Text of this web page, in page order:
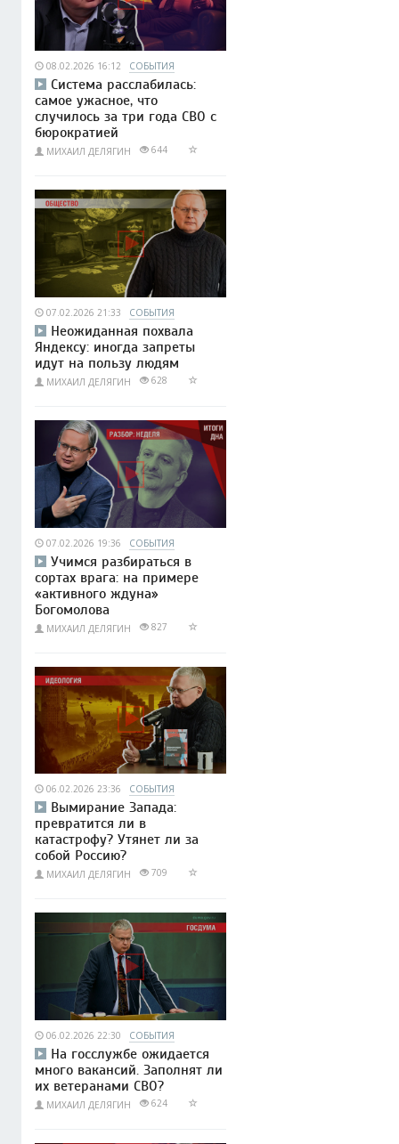
08.02.2026 16:12 СОБЫТИЯ
Система расслабилась:
самое ужасное, что
случилось за три года СВО с
бюрократией
МИХАИЛ ДЕЛЯГИН 644
07.02.2026 21:33 СОБЫТИЯ
Неожиданная похвала
Яндексу: иногда запреты
идут на пользу людям
МИХАИЛ ДЕЛЯГИН 628
07.02.2026 19:36 СОБЫТИЯ
Учимся разбираться в
сортах врага: на примере
«активного ждуна»
Богомолова
МИХАИЛ ДЕЛЯГИН 827
06.02.2026 23:36 СОБЫТИЯ
Вымирание Запада:
превратится ли в
катастрофу? Утянет ли за
собой Россию?
МИХАИЛ ДЕЛЯГИН 709
06.02.2026 22:30 СОБЫТИЯ
На госслужбе ожидается
много вакансий. Заполнят ли
их ветеранами СВО?
МИХАИЛ ДЕЛЯГИН 624